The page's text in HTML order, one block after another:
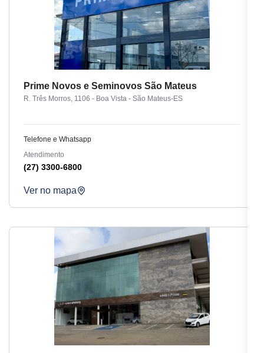
Prime Novos e Seminovos São Mateus
R. Três Morros, 1106 - Boa Vista - São Mateus-ES
Telefone e Whatsapp
Atendimento
(27) 3300-6800
Ver no mapa